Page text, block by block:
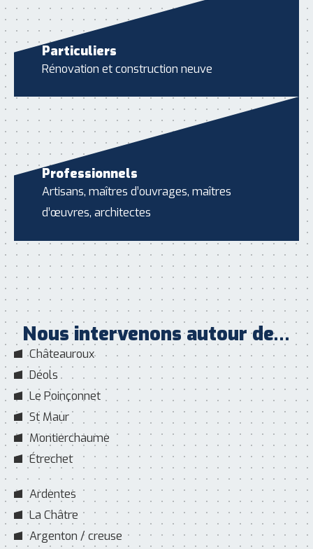
Particuliers
Rénovation et construction neuve
Professionnels
Artisans, maîtres d’ouvrages, maîtres
d’œuvres, architectes
Nous intervenons autour de…
Châteauroux
Déols
Le Poinçonnet
St Maur
Montierchaume
Étrechet
Ardentes
La Châtre
Argenton / creuse